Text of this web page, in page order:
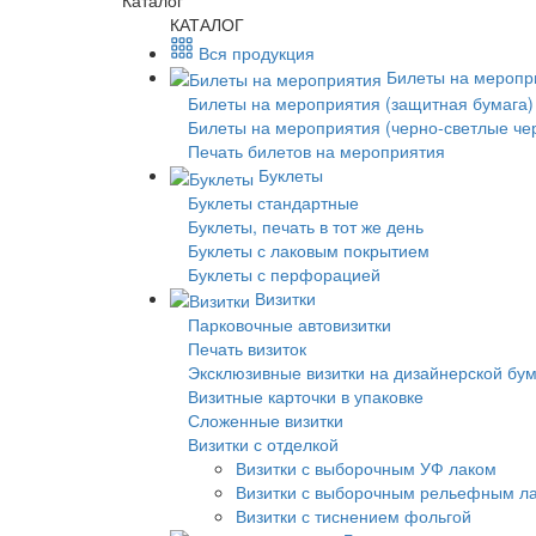
КАТАЛОГ
Вся продукция
Билеты на
Билеты на мероприятия (защитная бумага)
Билеты на мероприятия (черно-светлые
Печать билетов на мероприятия
Буклеты
Буклеты стандартные
Буклеты, печать в тот же день
Буклеты с лаковым покрытием
Буклеты с перфорацией
Визитки
Парковочные автовизитки
Печать визиток
Эксклюзивные визитки на дизайнерской
Визитные карточки в упаковке
Сложенные визитки
Визитки с отделкой
Визитки с выборочным УФ лаком
Визитки с выборочным рельефным
Визитки с тиснением фольгой